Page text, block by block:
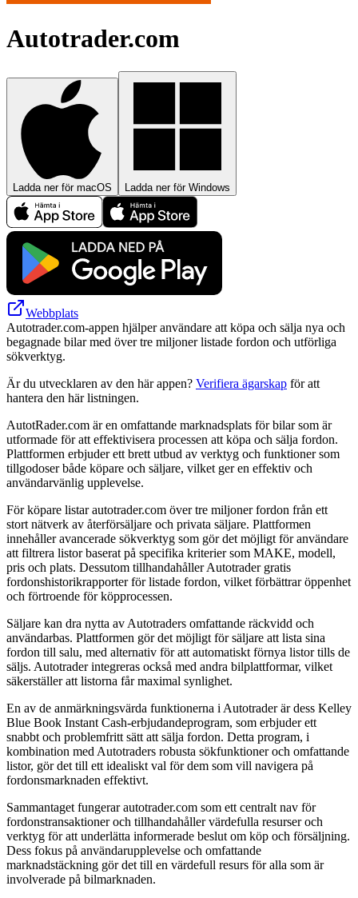
Autotrader.com
Ladda ner för macOS Ladda ner för Windows
Webbplats
Autotrader.com-appen hjälper användare att köpa och sälja nya och
begagnade bilar med över tre miljoner listade fordon och utförliga
sökverktyg.
Är du utvecklaren av den här appen? Verifiera ägarskap för att
hantera den här listningen.
AutotRader.com är en omfattande marknadsplats för bilar som är
utformade för att effektivisera processen att köpa och sälja fordon.
Plattformen erbjuder ett brett utbud av verktyg och funktioner som
tillgodoser både köpare och säljare, vilket ger en effektiv och
användarvänlig upplevelse.
För köpare listar autotrader.com över tre miljoner fordon från ett
stort nätverk av återförsäljare och privata säljare. Plattformen
innehåller avancerade sökverktyg som gör det möjligt för användare
att filtrera listor baserat på specifika kriterier som MAKE, modell,
pris och plats. Dessutom tillhandahåller Autotrader gratis
fordonshistorikrapporter för listade fordon, vilket förbättrar öppenhet
och förtroende för köpprocessen.
Säljare kan dra nytta av Autotraders omfattande räckvidd och
användarbas. Plattformen gör det möjligt för säljare att lista sina
fordon till salu, med alternativ för att automatiskt förnya listor tills de
säljs. Autotrader integreras också med andra bilplattformar, vilket
säkerställer att listorna får maximal synlighet.
En av de anmärkningsvärda funktionerna i Autotrader är dess Kelley
Blue Book Instant Cash-erbjudandeprogram, som erbjuder ett
snabbt och problemfritt sätt att sälja fordon. Detta program, i
kombination med Autotraders robusta sökfunktioner och omfattande
listor, gör det till ett idealiskt val för dem som vill navigera på
fordonsmarknaden effektivt.
Sammantaget fungerar autotrader.com som ett centralt nav för
fordonstransaktioner och tillhandahåller värdefulla resurser och
verktyg för att underlätta informerade beslut om köp och försäljning.
Dess fokus på användarupplevelse och omfattande
marknadstäckning gör det till en värdefull resurs för alla som är
involverade på bilmarknaden.